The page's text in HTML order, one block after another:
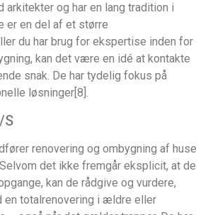
og har en lang tradition i
er en del af et større
du har brug for ekspertise inden for
kan det være en idé at kontakte
snak. De har tydelig fokus på
løsninger[8].
S
renovering og ombygning af huse
det ikke fremgår eksplicit, at de
kan de rådgive og vurdere,
en totalrenovering i ældre eller